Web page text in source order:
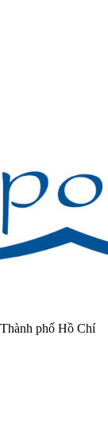
phố Hồ Chí